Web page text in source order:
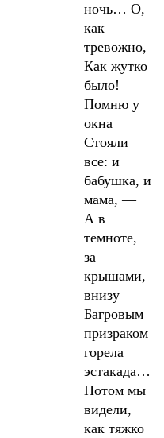
ночь… О,
как
тревожно,
Как жутко
было!
Помню у
окна
Стояли
все: и
бабушка, и
мама, —
А в
темноте,
за
крышами,
внизу
Багровым
призраком
горела
эстакада…
Потом мы
видели,
как тяжко